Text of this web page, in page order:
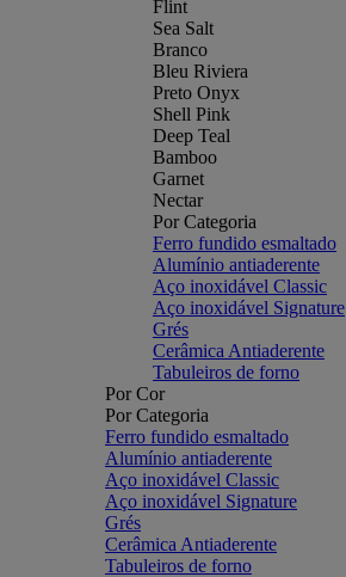
Flint
Sea Salt
Branco
Bleu Riviera
Preto Onyx
Shell Pink
Deep Teal
Bamboo
Garnet
Nectar
Por Categoria
Ferro fundido esmaltado
Alumínio antiaderente
Aço inoxidável Classic
Aço inoxidável Signature
Grés
Cerâmica Antiaderente
Tabuleiros de forno
Por Cor
Por Categoria
Ferro fundido esmaltado
Alumínio antiaderente
Aço inoxidável Classic
Aço inoxidável Signature
Grés
Cerâmica Antiaderente
Tabuleiros de forno